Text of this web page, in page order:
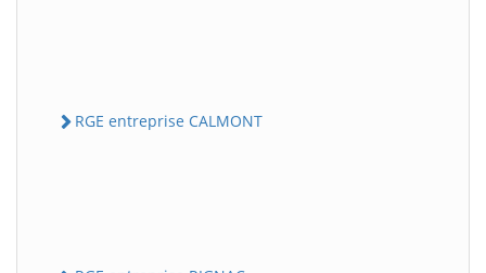
RGE entreprise CALMONT